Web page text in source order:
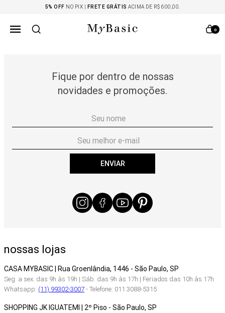
5% OFF NO PIX | FRETE GRÁTIS ACIMA DE R$ 600,00.
0
Fique por dentro de nossas
novidades e promoções.
ENVIAR
nossas lojas
CASA MYBASIC | Rua Groenlândia, 1446 - São Paulo, SP
Seg. a sex. das 9h às 19h | Sáb. das 9h às 17h | Feriados das 10h às 17h
Whatsapp: (11) 99302-3007- Telefone: 011 3088-5315
SHOPPING JK IGUATEMI | 2º Piso - São Paulo, SP